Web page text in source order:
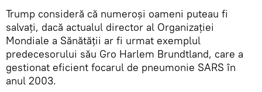
Trump consideră că numeroși oameni puteau fi
salvați, dacă actualul director al Organizației
Mondiale a Sănătății ar fi urmat exemplul
predecesorului său Gro Harlem Brundtland, care a
gestionat eficient focarul de pneumonie SARS în
anul 2003.